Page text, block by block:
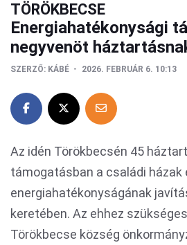
TÖRÖKBECSE
Energiahatékonysági
negyvenöt
SZERZŐ: KÁBÉ 2026. FEBRUÁR 6. 10:13
Az idén Törökbecsén 45
támogatásban a családi házak
energiahatékonyságának
keretében. Az ehhez
Törökbecse község